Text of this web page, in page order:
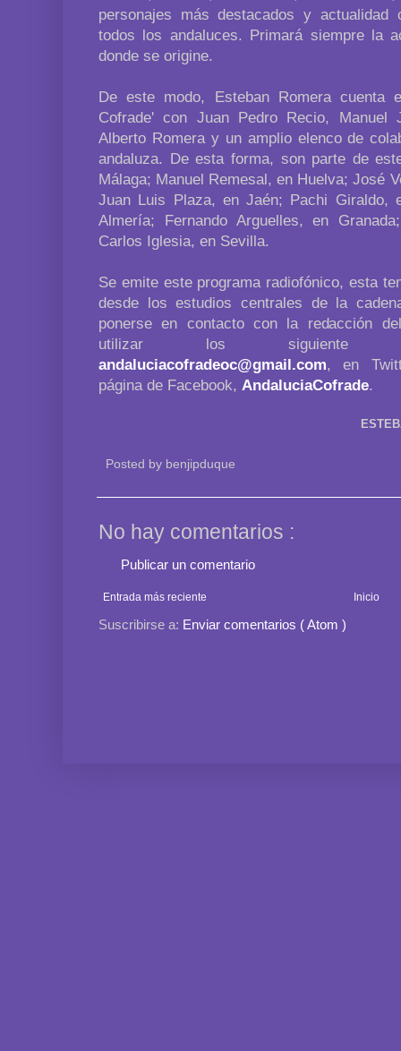
personajes más destacados y actualidad
todos los andaluces. Primará siempre la
donde se origine.
De este modo, Esteban Romera cuenta
Cofrade' con Juan Pedro Recio, Manuel
Alberto Romera y un amplio elenco de
andaluza. De esta forma, son parte de
Málaga; Manuel Remesal, en Huelva; José
Juan Luis Plaza, en Jaén; Pachi Giraldo,
Almería; Fernando Arguelles, en
Carlos Iglesia, en Sevilla.
Se emite este programa radiofónico, esta
desde los estudios centrales de la
ponerse en contacto con la redacción
utilizar los siguiente
andaluciacofradeoc@gmail.com, en
página de Facebook, AndaluciaCofrade.
Posted by benjipduque
No hay comentarios :
Publicar un comentario
Entrada más reciente Inicio
Suscribirse a: Enviar comentarios ( Atom )